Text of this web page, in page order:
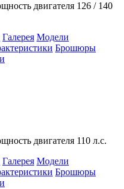
двигателя 126 / 140
Галерея Модели
Брошюры
двигателя 110 л.с.
Галерея Модели
Брошюры